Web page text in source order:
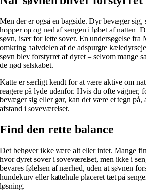
Men der er også en bagside. Dyr bevæger sig,
hopper op og ned af sengen i løbet af natten.
søvn, især for lette sover. En undersøgelse fra
omkring halvdelen af de adspurgte
søvn blev forstyrret af dyret – selvom mange
de nød selskabet.
Katte er særligt kendt for at være aktive om
reagere på lyde udenfor. Hvis du ofte vågner,
bevæger sig eller gør, kan det være et tegn på,
afstand i soveværelset.
Find den rette balance
Det behøver ikke være alt eller intet. Mange
hvor dyret sover i soveværelset, men ikke i
bevares følelsen af nærhed, uden at søvnen
hundekurv eller kattehule placeret tæt på
løsning.